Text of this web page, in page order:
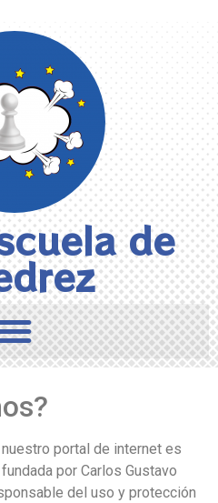
de
nuestro portal de internet es
por Carlos Gustavo
del uso y protección